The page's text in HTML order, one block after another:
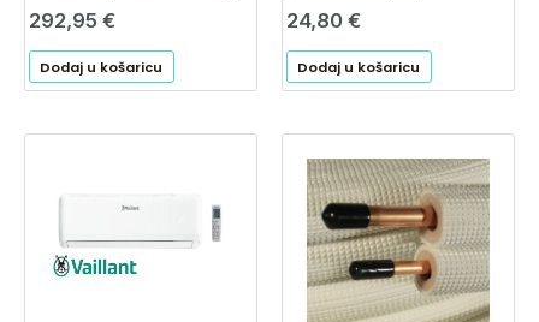
292,95 €
Dodaj u košaricu
24,80 €
Dodaj u košaricu